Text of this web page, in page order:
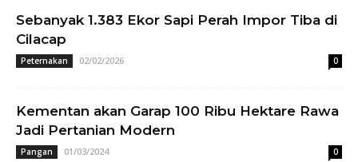
Sebanyak 1.383 Ekor Sapi Perah Impor Tiba di
Cilacap
Peternakan 02/02/2026 0
Kementan akan Garap 100 Ribu Hektare Rawa
Jadi Pertanian Modern
Pangan 01/03/2024 0